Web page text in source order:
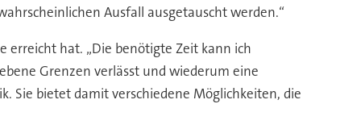
Ausfall ausgetauscht werden.“
erreicht hat. „Die benötigte Zeit kann ich
Grenzen verlässt und wiederum eine
Sie bietet damit verschiedene Möglichkeiten, die